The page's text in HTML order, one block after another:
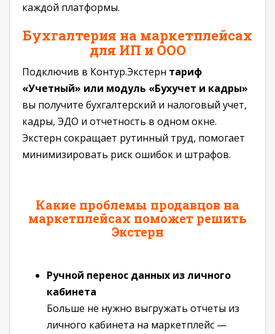
каждой платформы.
Бухгалтерия на маркетплейсах
для ИП и ООО
Подключив в Контур.Экстерн тариф
«Учетный» или модуль «Бухучет и кадры»
вы получите бухгалтерский и налоговый учeт,
кадры, ЭДО и отчетность в одном окне.
Экстерн сокращает рутинный труд, помогает
минимизировать риск ошибок и штрафов.
Какие проблемы продавцов на
маркетплейсах поможет решить
Экстерн
Ручной перенос данных из личного
кабинета
Больше не нужно выгружать отчеты из
личного кабинета на маркетплейс —